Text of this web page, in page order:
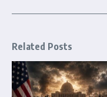
Related Posts